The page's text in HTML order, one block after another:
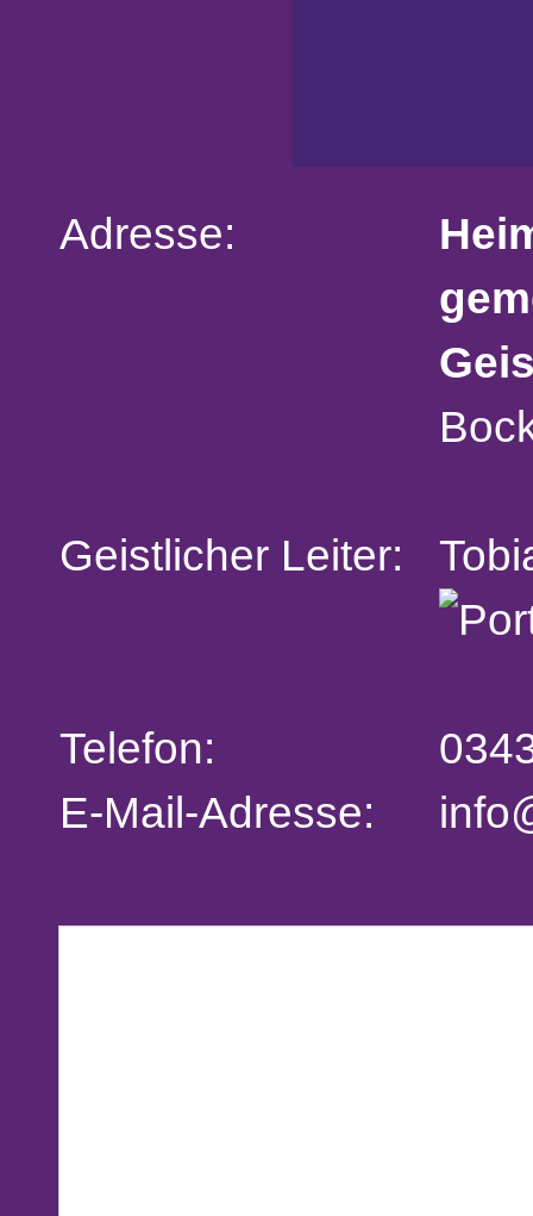
Adresse:
Geistlicher Leiter:
Telefon:
E-Mail-Adresse: